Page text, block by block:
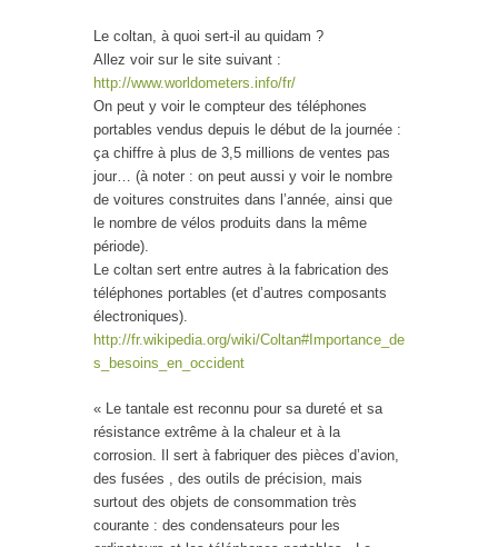
Le coltan, à quoi sert-il au quidam ?
Allez voir sur le site suivant :
http://www.worldometers.info/fr/
On peut y voir le compteur des téléphones
portables vendus depuis le début de la journée :
ça chiffre à plus de 3,5 millions de ventes pas
jour… (à noter : on peut aussi y voir le nombre
de voitures construites dans l’année, ainsi que
le nombre de vélos produits dans la même
période).
Le coltan sert entre autres à la fabrication des
téléphones portables (et d’autres composants
électroniques).
http://fr.wikipedia.org/wiki/Coltan#Importance_de
s_besoins_en_occident
« Le tantale est reconnu pour sa dureté et sa
résistance extrême à la chaleur et à la
corrosion. Il sert à fabriquer des pièces d’avion,
des fusées , des outils de précision, mais
surtout des objets de consommation très
courante : des condensateurs pour les